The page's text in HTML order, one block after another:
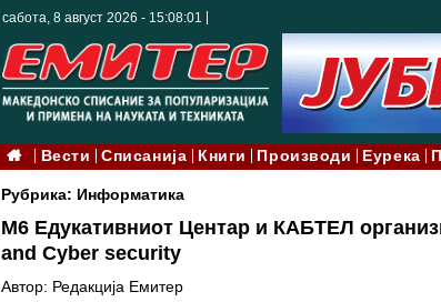
сабота, 8 август 2026 - 15:08:03
Вести Списанија Книги Производи Еурека
Рубрика: Информатика
М6 Едукативниот Центар и КАБТЕЛ
and Cyber security
Автор: Редакција Емитер